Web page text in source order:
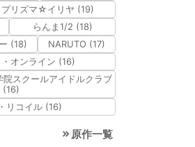
リズマ☆イリヤ (19)
らんま1/2 (18)
(18)
NARUTO (17)
オンライン (16)
スクールアイドルクラブ
(16)
リコイル (16)
原作一覧